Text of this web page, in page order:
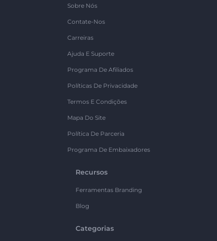
Sobre Nós
Contate-Nos
Carreiras
Ajuda E Suporte
Programa De Afiliados
Políticas De Privacidade
Termos E Condições
Mapa Do Site
Política De Parceria
Programa De Embaixadores
Recursos
Ferramentas Branding
Blog
Categorias